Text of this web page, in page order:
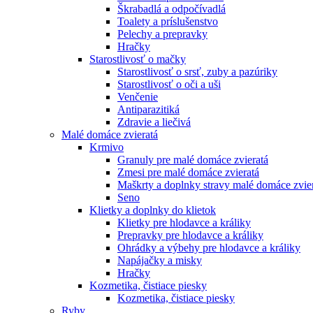
Škrabadlá a odpočívadlá
Toalety а príslušenstvo
Pelechy a prepravky
Hračky
Starostlivosť o mačky
Starostlivosť o srsť, zuby a pazúriky
Starostlivosť o oči a uši
Venčenie
Antiparazitiká
Zdravie a liečivá
Malé domáce zvieratá
Krmivo
Granuly pre malé domáce zvieratá
Zmesi pre malé domáce zvieratá
Maškrty a doplnky stravy malé domáce
Seno
Klietky a doplnky do klietok
Klietky pre hlodavce a králiky
Prepravky pre hlodavce a králiky
Ohrádky a výbehy pre hlodavce a králiky
Napájačky a misky
Hračky
Kozmetika, čistiace piesky
Kozmetika, čistiace piesky
Ryby